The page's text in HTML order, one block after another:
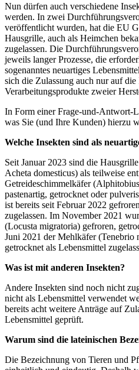
Nun dürfen auch verschiedene
werden. In zwei
veröffentlicht wurden, hat die EU
Hausgrille, auch als Heimchen
zugelassen. Die
jeweils langer Prozesse, die
sogenanntes neuartiges
sich die Zulassung auch nur auf die
Verarbeitungsprodukte zweier
In Form einer Frage-und-Antwort-
was Sie (und Ihre Kunden) hierzu
Welche Insekten sind als
Seit Januar 2023 sind die
Acheta domesticus) als teilweise
Getreideschimmelkäfer
pastenartig, getrocknet oder
ist bereits seit Februar 2022
zugelassen. Im November 2021
(Locusta migratoria) gefroren,
Juni 2021 der Mehlkäfer (Tenebrio
getrocknet als Lebensmittel
Was ist mit anderen Insekten?
Andere Insekten sind noch nicht
nicht als Lebensmittel verwendet
bereits acht weitere Anträge auf
Lebensmittel geprüft.
Warum sind die lateinischen
Die Bezeichnung von Tieren und